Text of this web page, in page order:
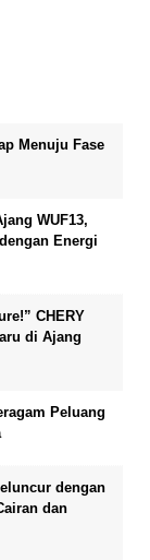
Menuju Fase
WUF13,
Energi
CHERY
di Ajang
Peluang
dengan
dan